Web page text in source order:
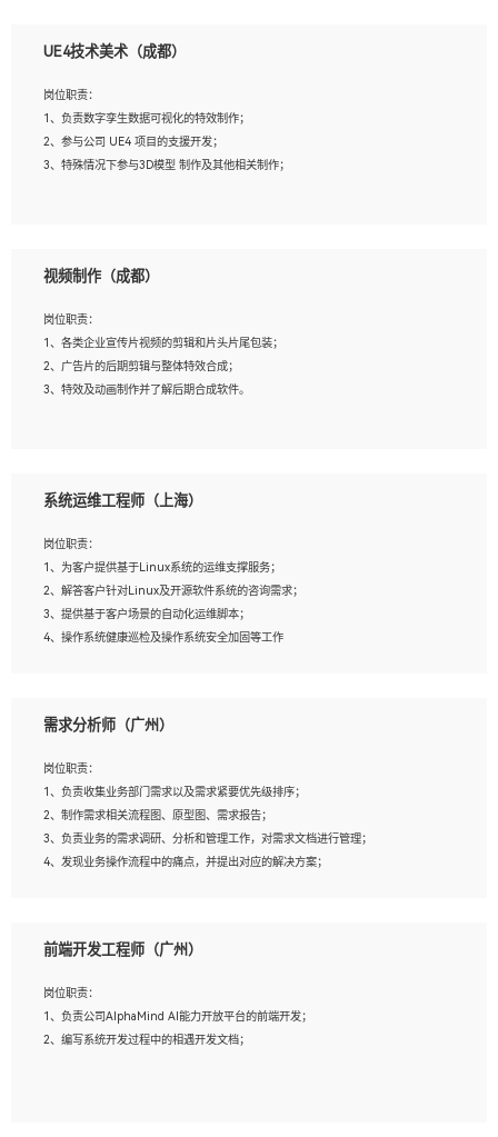
2、熟练掌握 Unity3D 程序开发，精通 C# 语言开发；
4、有良好的沟通能力和团队合作意识；
5、开发过 HoloLens 程序者优先。
UE4技术美术（成都）
岗位职责：
1、负责数字孪生数据可视化的特效制作；
2、参与公司 UE4 项目的支援开发；
3、特殊情况下参与3D模型 制作及其他相关制作；
上；
3、想象力丰富, 有一定的艺术审美深度；
4、有良好的场景特效搭建功底；
5、熟悉 3Ds Max 或者 Maya；
6、有良好的沟通能力和团队合作意识；
视频制作（成都）
岗位职责：
1、各类企业宣传片视频的剪辑和片头片尾包装；
2、广告片的后期剪辑与整体特效合成；
3、特效及动画制作并了解后期合成软件。
2、熟练使用After Effect、Photo Shop、熟练掌握视频剪辑和特效包装软件；
4、在剪辑上会思考，有一定编导思维；
5、踏实， 勤奋，愿意在工作中不断学习，提高自我；
6、能与同事友好相处。
系统运维工程师（上海）
岗位职责：
1、为客户提供基于Linux系统的运维支撑服务；
2、解答客户针对Linux及开源软件系统的咨询需求；
3、提供基于客户场景的自动化运维脚本；
4、操作系统健康巡检及操作系统安全加固等工作
1、全日制本科计算机相关专业毕业，3年以上相关工作经验；
3、熟练使用脚本语言，shell/python任一种，熟练使用Ansible
4、熟悉linux常见服务、中间件的基本原理、部署以及故障处理，如：Mysql、
Apache、Nginx、Zabbix、Kafka等
5、熟悉主流虚拟化技术，如：VMware、KVM
6、具备网络方面的基础知识，熟悉常见的网络协议，如TCP/IP，转发原理，路由优
8、有良好的文档编写能力和沟通能力，有RHCE证书优先
需求分析师（广州）
岗位职责：
1、负责收集业务部门需求以及需求紧要优先级排序；
2、制作需求相关流程图、原型图、需求报告；
3、负责业务的需求调研、分析和管理工作，对需求文档进行管理；
4、发现业务操作流程中的痛点，并提出对应的解决方案；
岗位要求：
2、熟悉产品及需求规划工具，如:Axure、Xmind、MS Project等；
3、具备良好的交流协调能力，有较强的责任感、工作积极主动；
4、有较强的系统需求分析、文档编写能力、沟通能力；
前端开发工程师（广州）
岗位职责：
1、负责公司AlphaMind AI能力开放平台的前端开发；
2、编写系统开发过程中的相遇开发文档；